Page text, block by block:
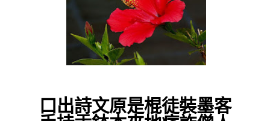
口出詩文原是棍徒裝墨客